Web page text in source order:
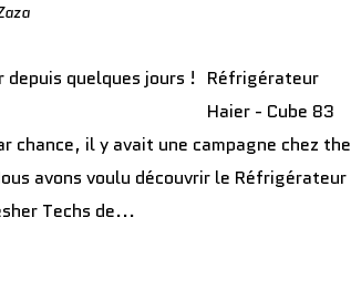
Réfrigérateur
Haier - Cube 83
chance, il y avait une campagne chez the
avons voulu découvrir le Réfrigérateur
Techs de...